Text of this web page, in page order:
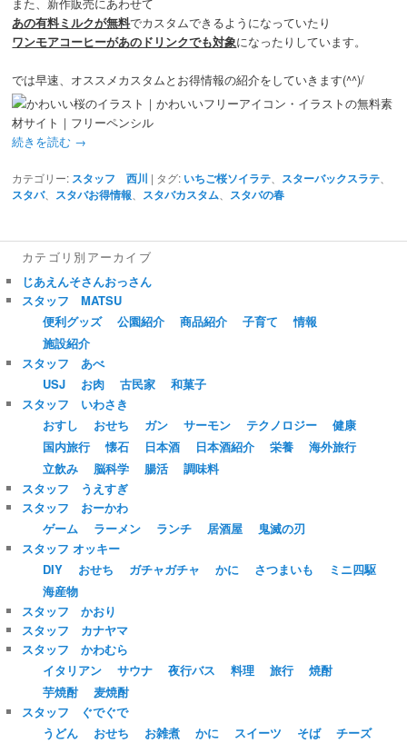
あの有料ミルクが無料でカスタムできるようになっていたり
ワンモアコーヒーがあのドリンクでも対象になったりしています。
では早速、オススメカスタムとお得情報の紹介をしていきます(^^)/
続きを読む →
カテゴリー: スタッフ 西川 | タグ: いちご桜ソイラテ スターバックスラテ
スタバ、 スタバお得情報 スタバカスタム スタバの春
カテゴリ別アーカイブ
じあえんそさんおっさん
スタッフ MATSU
便利グッズ
公園紹介 商品紹介 子育て
情報
施設紹介
スタッフ あべ
USJ
お肉 古民家
和菓子
スタッフ いわさき
おすし
おせち ガン サーモン テクノロジー
健康
国内旅行
懐石 日本酒 日本酒紹介 栄養
海外旅行
立飲み
脳科学 腸活
調味料
スタッフ うえすぎ
スタッフ おーかわ
ゲーム
ラーメン ランチ 居酒屋
鬼滅の刃
スタッフ オッキー
DIY
おせち ガチャガチャ かに さつまいも
ミニ四駆
海産物
スタッフ かおり
スタッフ カナヤマ
スタッフ かわむら
イタリアン
サウナ 夜行バス 料理 旅行
焼酎
芋焼酎
麦焼酎
スタッフ ぐでぐで
うどん
おせち お雑煮 かに スイーツ そば
チーズ